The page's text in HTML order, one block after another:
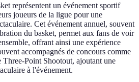
représentent un événement sportif
joueurs de la ligue pour une
Cet événement annuel, souvent
du basket, permet aux fans de voir
offrant ainsi une expérience
accompagnés de concours comme
Point Shootout, ajoutant une
à l'événement.